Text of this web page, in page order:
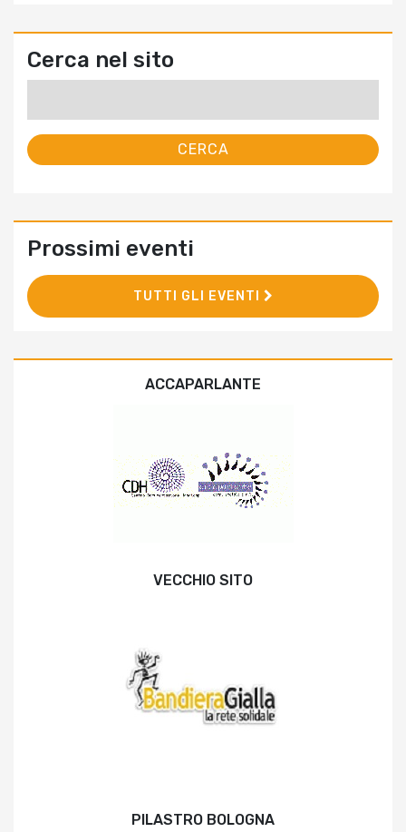
Cerca nel sito
Prossimi eventi
TUTTI GLI EVENTI
ACCAPARLANTE
VECCHIO SITO
PILASTRO BOLOGNA